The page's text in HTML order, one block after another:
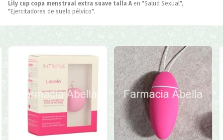
Lily cup copa menstrual extra suave talla A en "Salud Sexual",
"Ejercitadores de suelo pélvico".